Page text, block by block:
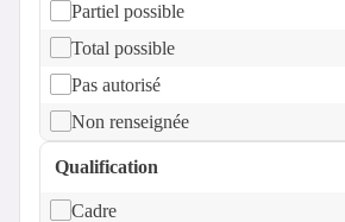
Partiel possible
Total possible
Pas autorisé
Non renseignée
Qualification
Cadre